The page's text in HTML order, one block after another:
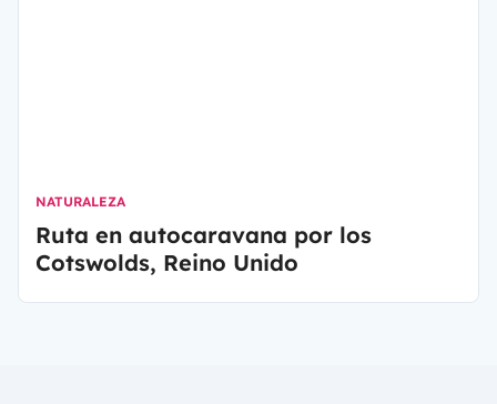
NATURALEZA
Ruta en autocaravana por los
Cotswolds, Reino Unido